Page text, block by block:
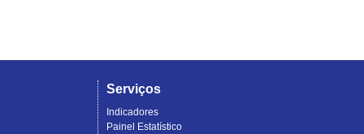
Serviços
Indicadores
Painel Estatístico